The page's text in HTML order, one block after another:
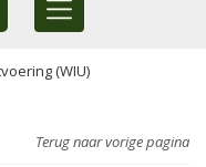
(WIU)
Terug naar vorige pagina